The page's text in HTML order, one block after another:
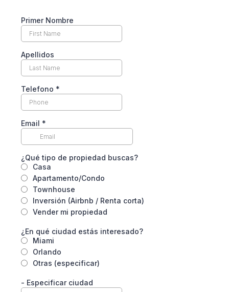
Primer Nombre
Apellidos
Telefono *
Email *
¿Qué tipo de propiedad buscas?
Casa
Apartamento/Condo
Townhouse
Inversión (Airbnb / Renta corta)
Vender mi propiedad
¿En qué ciudad estás interesado?
Miami
Orlando
Otras (especificar)
- Especificar ciudad